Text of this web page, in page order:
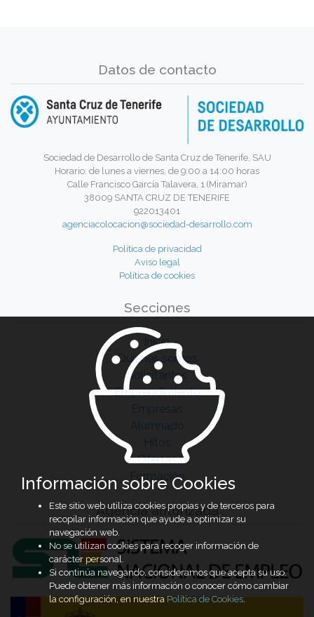
Datos de contacto
Sociedad de Desarrollo de Santa Cruz de Tenerife, SAU
Horario: de lunes a viernes, de 9:00 a 14:00 horas
Calle Francisco García Talavera, 1 (Miramar)
38009 SANTA CRUZ DE TENERIFE
922013401
agenciacolocacion@sociedad-desarrollo.com
Política de privacidad
Aviso legal
Política de cookies
Secciones
Inicio
Quiénes somos
Solicitantes
Emprendimiento
Empresas
Alumnado
Hitos
Ofertas
Formación
Agencia autorizada
Información sobre Cookies
Este sitio web utiliza cookies propias y de terceros para
recopilar información que ayude a optimizar su
navegación web.
No se utilizan cookies para recoger información de
carácter personal.
Si continúa navegando, consideramos que acepta su uso.
Puede obtener más información o conocer cómo cambiar
la configuración, en nuestraPolítica de Cookies.